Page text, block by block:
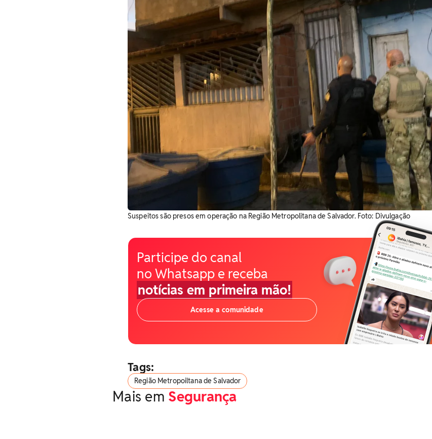
Suspeitos são presos em operação na Região Metropolitana de Salvador. Foto: Divulgação
Participe do canal
no Whatsapp e receba
notícias em primeira mão!
Acesse a comunidade
Tags:
Região Metropoiltana de Salvador
Mais em Segurança